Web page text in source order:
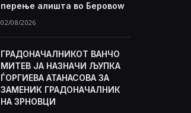
перење алишта во Беровоw
02/08/2026
ГРАДОНАЧАЛНИКОТ ВАНЧО
МИТЕВ ЈА НАЗНАЧИ ЉУПКА
ЃОРГИЕВА АТАНАСОВА ЗА
ЗАМЕНИК ГРАДОНАЧАЛНИК
НА ЗРНОВЦИ